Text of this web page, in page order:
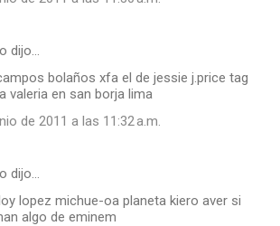
dijo…
bolaños xfa el de jessie j.price tag
valeria en san borja lima
de 2011 a las 11:32 a.m.
dijo…
lopez michue-oa planeta kiero aver si
algo de eminem